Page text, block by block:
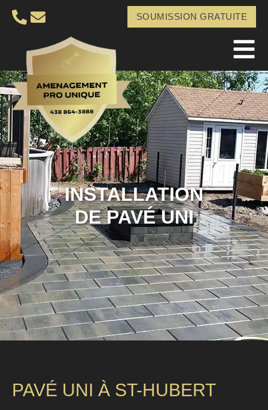
SOUMISSION GRATUITE
INSTALLATION
DE PAVÉ UNI
PAVÉ UNI À ST-HUBERT